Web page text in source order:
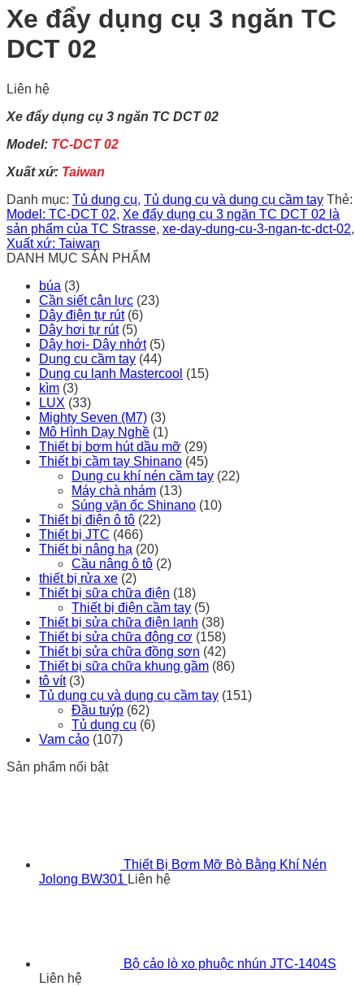
Xe đẩy dụng cụ 3 ngăn TC
DCT 02
Liên hệ
Xe đẩy dụng cụ 3 ngăn TC DCT 02
Model: TC-DCT 02
Xuất xứ: Taiwan
Danh mục: Tủ dụng cụ, Tủ dụng cụ và dụng cụ cầm tay Thẻ:
Model: TC-DCT 02, Xe đẩy dụng cụ 3 ngăn TC DCT 02 là
sản phẩm của TC Strasse, xe-day-dung-cu-3-ngan-tc-dct-02,
Xuất xứ: Taiwan
DANH MỤC SẢN PHẨM
búa (3)
Cần siết cân lực (23)
Dây điện tự rút (6)
Dây hơi tự rút (5)
Dây hơi- Dây nhớt (5)
Dụng cụ cầm tay (44)
Dụng cụ lạnh Mastercool (15)
kìm (3)
LUX (33)
Mighty Seven (M7) (3)
Mô Hình Dạy Nghề (1)
Thiết bị bơm hút dầu mỡ (29)
Thiết bị cầm tay Shinano (45)
Dụng cụ khí nén cầm tay (22)
Máy chà nhám (13)
Súng vặn ốc Shinano (10)
Thiết bị điện ô tô (22)
Thiết bị JTC (466)
Thiết bị nâng hạ (20)
Cầu nâng ô tô (2)
thiết bị rửa xe (2)
Thiết bị sữa chữa điện (18)
Thiết bị điện cầm tay (5)
Thiết bị sửa chữa điện lạnh (38)
Thiết bị sửa chữa động cơ (158)
Thiết bị sửa chữa đồng sơn (42)
Thiết bị sữa chữa khung gầm (86)
tô vít (3)
Tủ dụng cụ và dụng cụ cầm tay (151)
Đầu tuýp (62)
Tủ dụng cụ (6)
Vam cảo (107)
Sản phẩm nổi bật
Thiết Bị Bơm Mỡ Bò Bằng Khí Nén
Jolong BW301 Liên hệ
Bộ cảo lò xo phuộc nhún JTC-1404S
Liên hệ